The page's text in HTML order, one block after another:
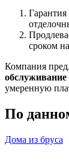
Гарантия
сроком
Компания
обслуживание
умеренную
По
Дома из бруса